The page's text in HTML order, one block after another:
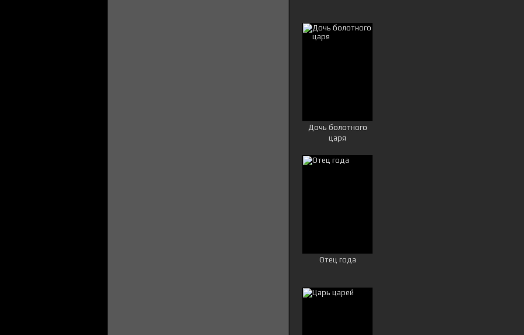
Дочь болотного
царя
Отец года